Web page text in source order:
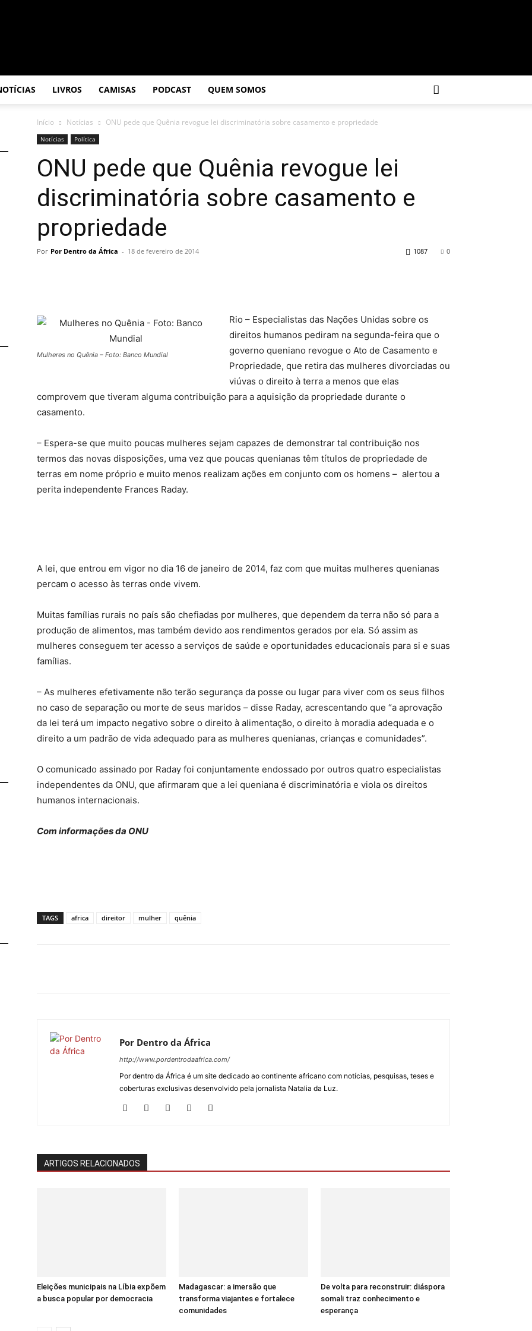
LIVROS CAMISAS PODCAST QUEM SOMOS
Início Notícias ONU pede que Quênia revogue lei discriminatória sobre casamento e propriedade
Notícias Política
ONU pede que Quênia revogue lei
discriminatória sobre casamento e
propriedade
Por Por Dentro da África - 18 de fevereiro de 2014 0
1087
Mulheres no Quênia – Foto: Banco Mundial
Rio – Especialistas das Nações Unidas sobre os
direitos humanos pediram na segunda-feira que o
governo queniano revogue o Ato de Casamento e
Propriedade, que retira das mulheres divorciadas ou
viúvas o direito à terra a menos que elas
comprovem que tiveram alguma contribuição para a aquisição da propriedade durante o
casamento.
– Espera-se que muito poucas mulheres sejam capazes de demonstrar tal contribuição nos
termos das novas disposições, uma vez que poucas quenianas têm títulos de propriedade de
terras em nome próprio e muito menos realizam ações em conjunto com os homens – alertou a
perita independente Frances Raday.
A lei, que entrou em vigor no dia 16 de janeiro de 2014, faz com que muitas mulheres quenianas
percam o acesso às terras onde vivem.
Muitas famílias rurais no país são chefiadas por mulheres, que dependem da terra não só para a
produção de alimentos, mas também devido aos rendimentos gerados por ela. Só assim as
mulheres conseguem ter acesso a serviços de saúde e oportunidades educacionais para si e suas
famílias.
– As mulheres efetivamente não terão segurança da posse ou lugar para viver com os seus filhos
no caso de separação ou morte de seus maridos – disse Raday, acrescentando que “a aprovação
da lei terá um impacto negativo sobre o direito à alimentação, o direito à moradia adequada e o
direito a um padrão de vida adequado para as mulheres quenianas, crianças e comunidades”.
O comunicado assinado por Raday foi conjuntamente endossado por outros quatro especialistas
independentes da ONU, que afirmaram que a lei queniana é discriminatória e viola os direitos
humanos internacionais.
Com informações da ONU
TAGS africa direitor mulher quênia
Por Dentro da África
http://www.pordentrodaafrica.com/
Por dentro da África é um site dedicado ao continente africano com notícias, pesquisas, teses e
coberturas exclusivas desenvolvido pela jornalista Natalia da Luz.
ARTIGOS RELACIONADOS
Eleições municipais na Líbia expõem
a busca popular por democracia
Madagascar: a imersão que
transforma viajantes e fortalece
comunidades
De volta para reconstruir: diáspora
somali traz conhecimento e
esperança